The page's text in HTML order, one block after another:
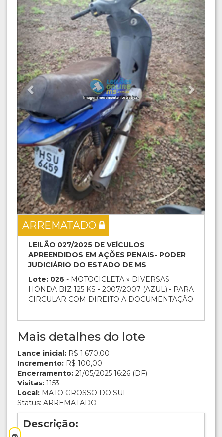
ARREMATADO
LEILÃO 027/2025 DE VEÍCULOS
APREENDIDOS EM AÇÕES PENAIS- PODER
JUDICIÁRIO DO ESTADO DE MS
Lote: 026 - MOTOCICLETA » DIVERSAS
HONDA BIZ 125 KS - 2007/2007 (AZUL) - PARA
CIRCULAR COM DIREITO A DOCUMENTAÇÃO
Mais detalhes do lote
Lance inicial: R$ 1.670,00
Incremento: R$ 100,00
Encerramento: 21/05/2025 16:26 (DF)
Visitas: 1153
Local: MATO GROSSO DO SUL
Status: ARREMATADO
Descrição: